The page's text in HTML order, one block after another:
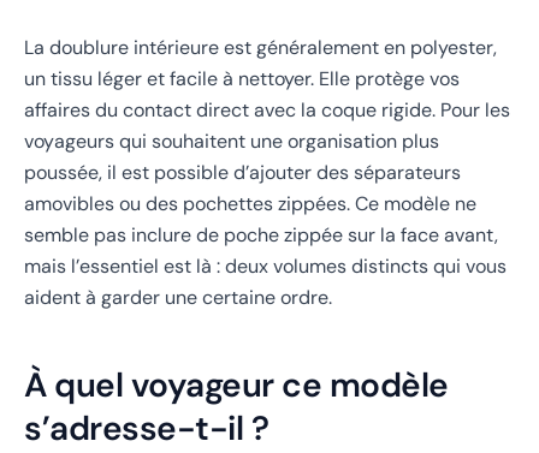
La doublure intérieure est généralement en polyester,
un tissu léger et facile à nettoyer. Elle protège vos
affaires du contact direct avec la coque rigide. Pour les
voyageurs qui souhaitent une organisation plus
poussée, il est possible d’ajouter des séparateurs
amovibles ou des pochettes zippées. Ce modèle ne
semble pas inclure de poche zippée sur la face avant,
mais l’essentiel est là : deux volumes distincts qui vous
aident à garder une certaine ordre.
À quel voyageur ce modèle
s’adresse-t-il ?